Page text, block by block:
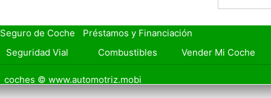
Seguro de Coche
Préstamos y Financiación
Seguridad Vial Combustibles Vender Mi Coche
coches © www.automotriz.mobi